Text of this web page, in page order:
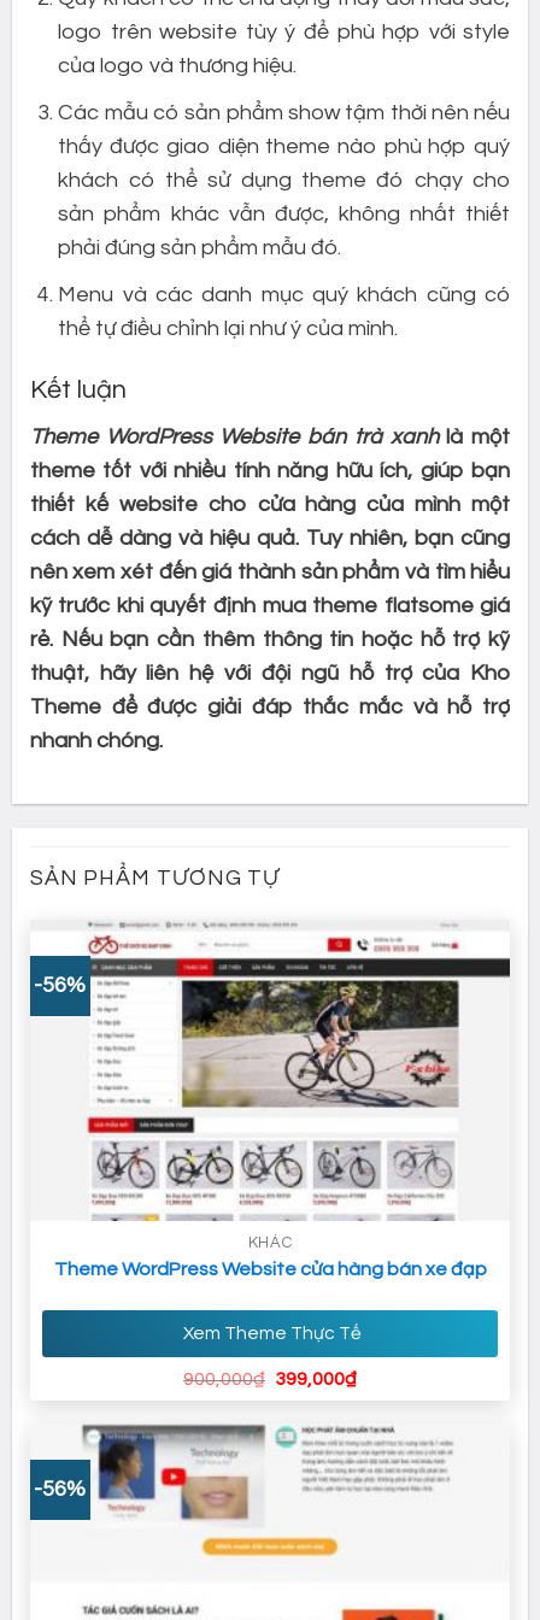
logo trên website tùy ý để phù hợp với style
của logo và thương hiệu.
Các mẫu có sản phẩm show tậm thời nên nếu
thấy được giao diện theme nào phù hợp quý
khách có thể sử dụng theme đó chạy cho
sản phẩm khác vẫn được, không nhất thiết
phải đúng sản phẩm mẫu đó.
Menu và các danh mục quý khách cũng có
thể tự điều chỉnh lại như ý của mình.
Kết luận
Theme WordPress Website bán trà xanh là một
theme tốt với nhiều tính năng hữu ích, giúp bạn
thiết kế website cho cửa hàng của mình một
cách dễ dàng và hiệu quả. Tuy nhiên, bạn cũng
nên xem xét đến giá thành sản phẩm và tìm hiểu
kỹ trước khi quyết định mua theme flatsome giá
rẻ. Nếu bạn cần thêm thông tin hoặc hỗ trợ kỹ
thuật, hãy liên hệ với đội ngũ hỗ trợ của Kho
Theme để được giải đáp thắc mắc và hỗ trợ
nhanh chóng.
SẢN PHẨM TƯƠNG TỰ
-56%
KHÁC
Theme WordPress Website cửa hàng bán xe đạp
Xem Theme Thực Tế
900,000₫ Giá
900,000₫.
399,000₫Giá
hiện
là:
399,000₫.
-56%